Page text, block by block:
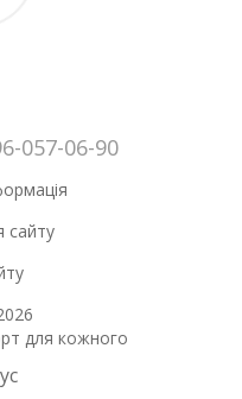
057-06-90
сайту
для кожного